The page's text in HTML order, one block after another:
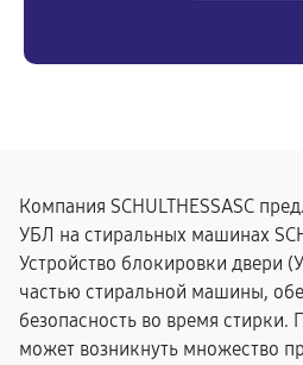
Компания SCHULTHESSASC
УБЛ на стиральных машинах
Устройство блокировки двери
частью стиральной машины,
безопасность во время стирки.
может возникнуть множество